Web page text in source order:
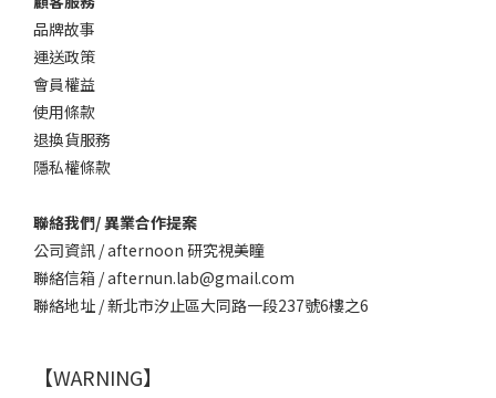
品牌故事
運送政策
會員權益
使用條款
退換貨服務
隱私權條款
聯絡我們/ 異業合作提案
公司資訊 / afternoon 研究視美瞳
聯絡信箱 / afternun.lab@gmail.com
聯絡地址 / 新北市汐止區大同路一段237號6樓之6
【WARNING】